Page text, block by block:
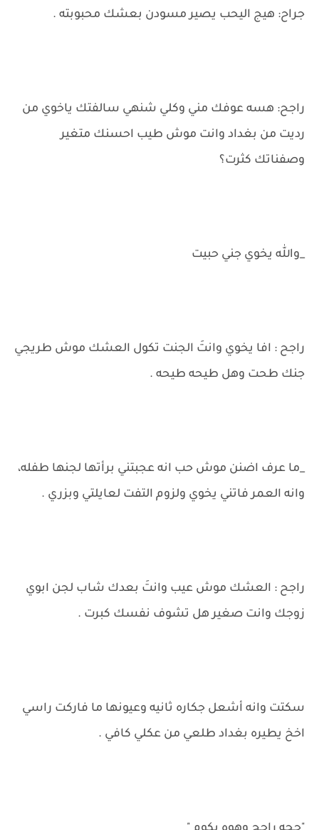
جراح: هيج اليحب يصير مسودن بعشك محبوبته .
راجح: هسه عوفك مني وكلي شنهي سالفتك ياخوي من
رديت من بغداد وانت موش طيب احسنك متغير
وصفناتك كثرت؟
_والله يخوي جني حبيت
راجح : افا يخوي وانتَ الجنت تكول العشك موش طريجي
جنك طحت وهل طيحه طيحه .
_ما عرف اضنن موش حب انه عجبتني برأتها لجنها طفله،
وانه العمر فاتني يخوي ولزوم التفت لعايلتي وبزري .
راجح : العشك موش عيب وانتَ بعدك شاب لجن ابوي
زوجك وانت صغير هل تشوف نفسك كبرت .
سكتت وانه أشعل جكاره ثانيه وعيونها ما فاركت راسي
اخخ يطيره بغداد طلعي من عكلي كافي .